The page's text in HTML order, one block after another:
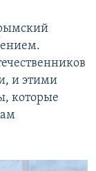
и этими
которые